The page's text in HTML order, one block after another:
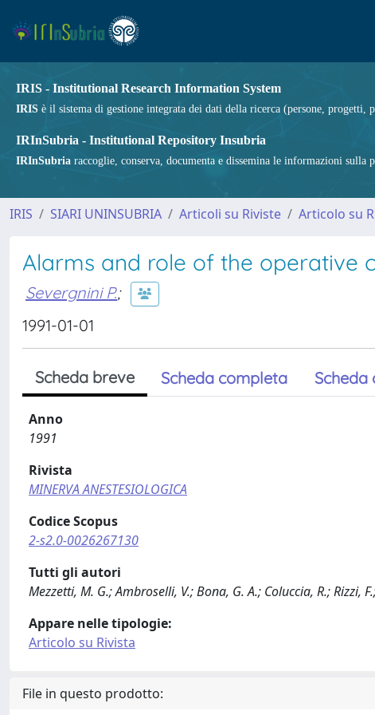
IRIS - Institutional Research Information System
IRIS è il sistema di gestione integrata dei dati della ricerca (persone,
IRInSubria - Institutional Repository Insubria
IRInSubria raccoglie, conserva, documenta e dissemina le informazioni
IRIS SIARI UNINSUBRIA Articoli su Riviste Articolo su
Alarms and role of the operative
Severgnini P.;
1991-01-01
Scheda breve Scheda completa Scheda
Anno
1991
Rivista
MINERVA ANESTESIOLOGICA
Codice Scopus
2-s2.0-0026267130
Tutti gli autori
Mezzetti, M. G.; Ambroselli, V.; Bona, G. A.; Coluccia, R.; Rizzi,
Appare nelle tipologie:
Articolo su Rivista
File in questo prodotto: